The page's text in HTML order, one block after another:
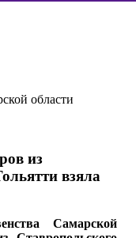
области
из
взяла
Самарской